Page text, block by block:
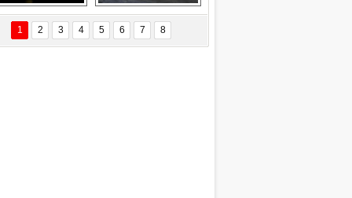
ÖZYANIK
Değişti?
Delta uçağına
yıldırım çarptı
Ford Focus RS
(2015)
1 2 3 4 5 6 7 8